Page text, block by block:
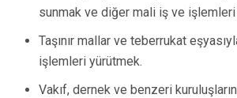
sunmak ve diğer mali iş ve işlemleri
Taşınır mallar ve teberrukat
işlemleri yürütmek.
Vakıf, dernek ve benzeri